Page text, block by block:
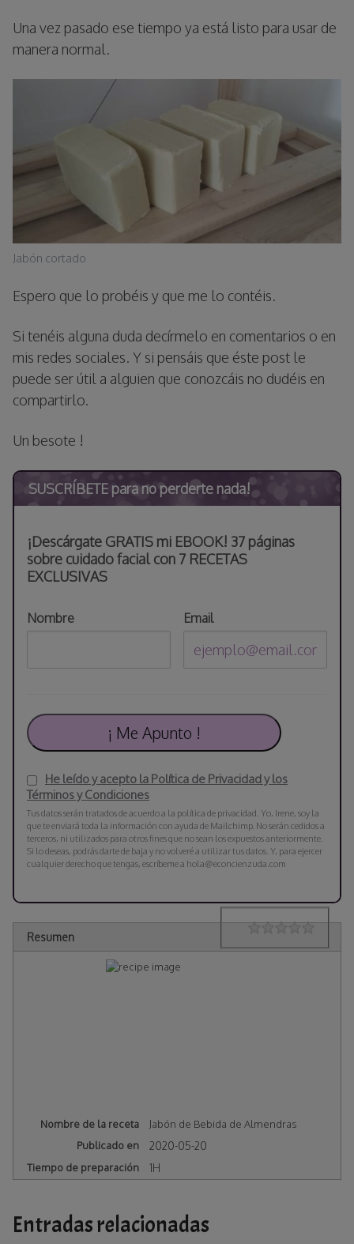
Una vez pasado ese tiempo ya está listo para usar de
manera normal.
Jabón cortado
Espero que lo probéis y que me lo contéis.
Si tenéis alguna duda decírmelo en comentarios o en
mis redes sociales. Y si pensáis que éste post le
puede ser útil a alguien que conozcáis no dudéis en
compartirlo.
Un besote !
SUSCRÍBETE para no perderte nada!
¡Descárgate GRATIS mi EBOOK! 37 páginas
sobre cuidado facial con 7 RECETAS
EXCLUSIVAS
Nombre Email
He leído y acepto la Política de Privacidad y los
Términos y Condiciones
Tus datos serán tratados de acuerdo a la política de privacidad. Yo, Irene, soy la
que te enviará toda la información con ayuda de Mailchimp. No serán cedidos a
terceros, ni utilizados para otros fines que no sean los expuestos anteriormente.
Si lo deseas, podrás darte de baja y no volveré a utilizar tus datos. Y, para ejercer
cualquier derecho que tengas, escríbeme a hola@econcienzuda.com
Resumen Rating
Nombre de la receta
Jabón de Bebida de Almendras
Publicado en
2020-05-20
Tiempo de preparación 1H
Entradas relacionadas